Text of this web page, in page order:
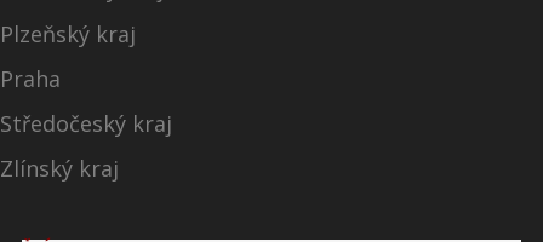
Plzeňský kraj
Praha
Středočeský kraj
Zlínský kraj